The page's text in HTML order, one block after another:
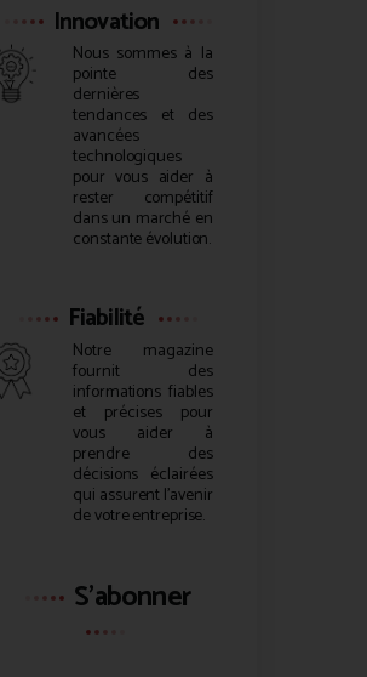
Innovation
Nous sommes à la
pointe des
dernières
tendances et des
avancées
technologiques
pour vous aider à
rester compétitif
dans un marché en
constante évolution.
Fiabilité
Notre magazine
fournit des
informations fiables
et précises pour
vous aider à
prendre des
décisions éclairées
qui assurent l’avenir
de votre entreprise.
S'abonner